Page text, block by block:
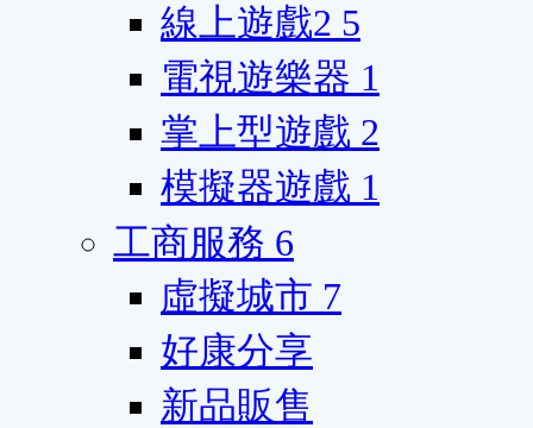
線上遊戲2 5
電視遊樂器 1
掌上型遊戲 2
模擬器遊戲 1
工商服務 6
虛擬城市 7
好康分享
新品販售